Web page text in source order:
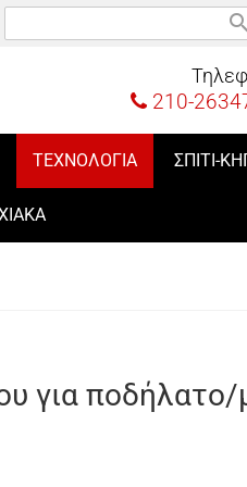
search
210-
ΤΕΧΝΟΛΟΓΙΑ ΣΠΙΤΙ-
για ποδήλατο/